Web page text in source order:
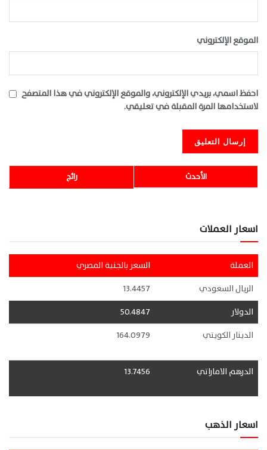
الموقع الإلكتروني
احفظ اسمي، بريدي الإلكتروني، والموقع الإلكتروني في هذا المتصفح
لاستخدامها المرة المقبلة في تعليقي.
رائج الأحدث
اسعار العملات
العملة
السعر بالجنية المصري
الريال السعودي
13.4457
الدولار
50.4847
الدينار الكويتي
164.0979
الدرهم الاماراتي 13.7456
اسعار الذهب